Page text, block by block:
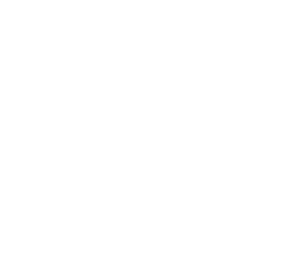
Pontosabb (és sokszor kedvezőbb!) árakért érdemes ajánlatot kérni.